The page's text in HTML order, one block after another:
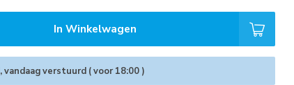
In Winkelwagen
vandaag verstuurd ( voor 18:00 )